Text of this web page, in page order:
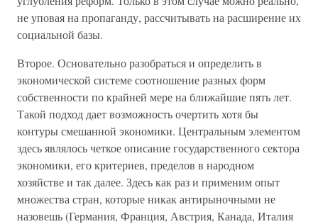
не уповая на пропаганду, рассчитывать на расширение их
социальной базы.
Второе. Основательно разобраться и определить в
экономической системе соотношение разных форм
собственности по крайней мере на ближайшие пять лет.
Такой подход дает возможность очертить хотя бы
контуры смешанной экономики. Центральным элементом
здесь являлось четкое описание государственного сектора
экономики, его критериев, пределов в народном
хозяйстве и так далее. Здесь как раз и применим опыт
множества стран, которые никак антирыночными не
назовешь (Германия, Франция, Австрия, Канада, Италия